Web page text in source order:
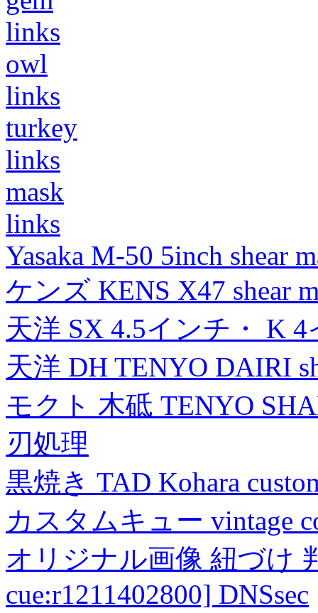
links
owl
links
turkey
links
mask
links
Yasaka M-50 5inch shear
ケンズ KENS X47 shear
天洋 SX 4.5インチ・ K
天洋 DH TENYO DAIRI
モクト 木砥 TENYO
刃処理
黒焼き TAD Kohara
カスタムキュー vintage
オリジナル画像 紐づけ
cue:r1211402800] DNSsec